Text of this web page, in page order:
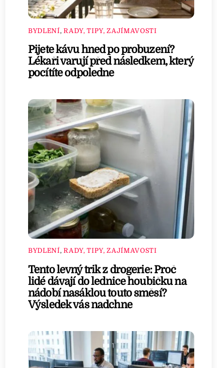
BYDLENÍ,RADY, TIPY, ZAJÍMAVOSTI
Pijete kávu hned po probuzení?
Lékaři varují před následkem, který
pocítíte odpoledne
BYDLENÍ,RADY, TIPY, ZAJÍMAVOSTI
Tento levný trik z drogerie: Proč
lidé dávají do lednice houbičku na
nádobí nasáklou touto směsí?
Výsledek vás nadchne